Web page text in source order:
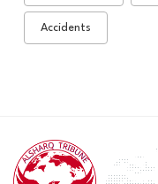
Accidents